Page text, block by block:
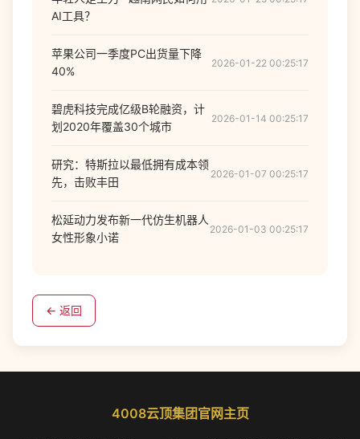
AI工具？
苹果公司一季度PC出货量下降
40%
2026-01-22 00:25:17
碧虎科技完成亿级B轮融资，计
划2020年覆盖30个城市
2026-01-14 00:25:17
研究：特斯拉以最低拥有成本领
先，击败丰田
2026-01-07 00:25:17
松延动力发布新一代仿生机器人
女性形象小诺
2026-01-03 00:25:17
← 返回
4008云顶集团官网主页